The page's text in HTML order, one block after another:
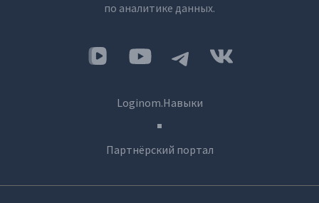
по аналитике данных.
Loginom.Навыки
Партнёрский портал